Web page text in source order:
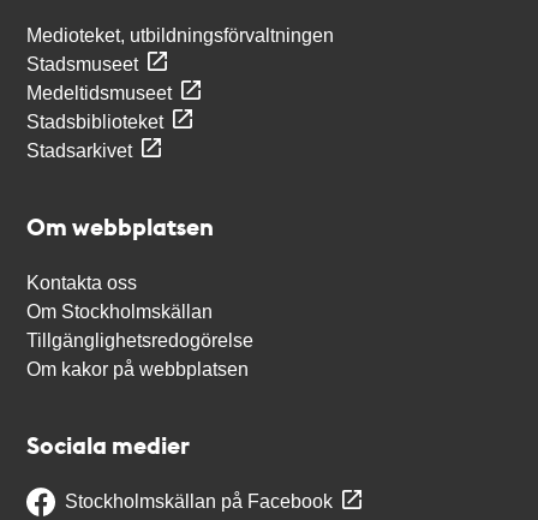
Medioteket, utbildningsförvaltningen
Stadsmuseet
Medeltidsmuseet
Stadsbiblioteket
Stadsarkivet
Om webbplatsen
Kontakta oss
Om Stockholmskällan
Tillgänglighetsredogörelse
Om kakor på webbplatsen
Sociala medier
Stockholmskällan på Facebook